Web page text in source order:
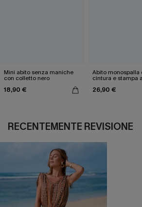
Mini abito senza maniche
con colletto nero
18,90 €
Abito monospalla
cintura e stampa
26,90 €
RECENTEMENTE REVISIONE